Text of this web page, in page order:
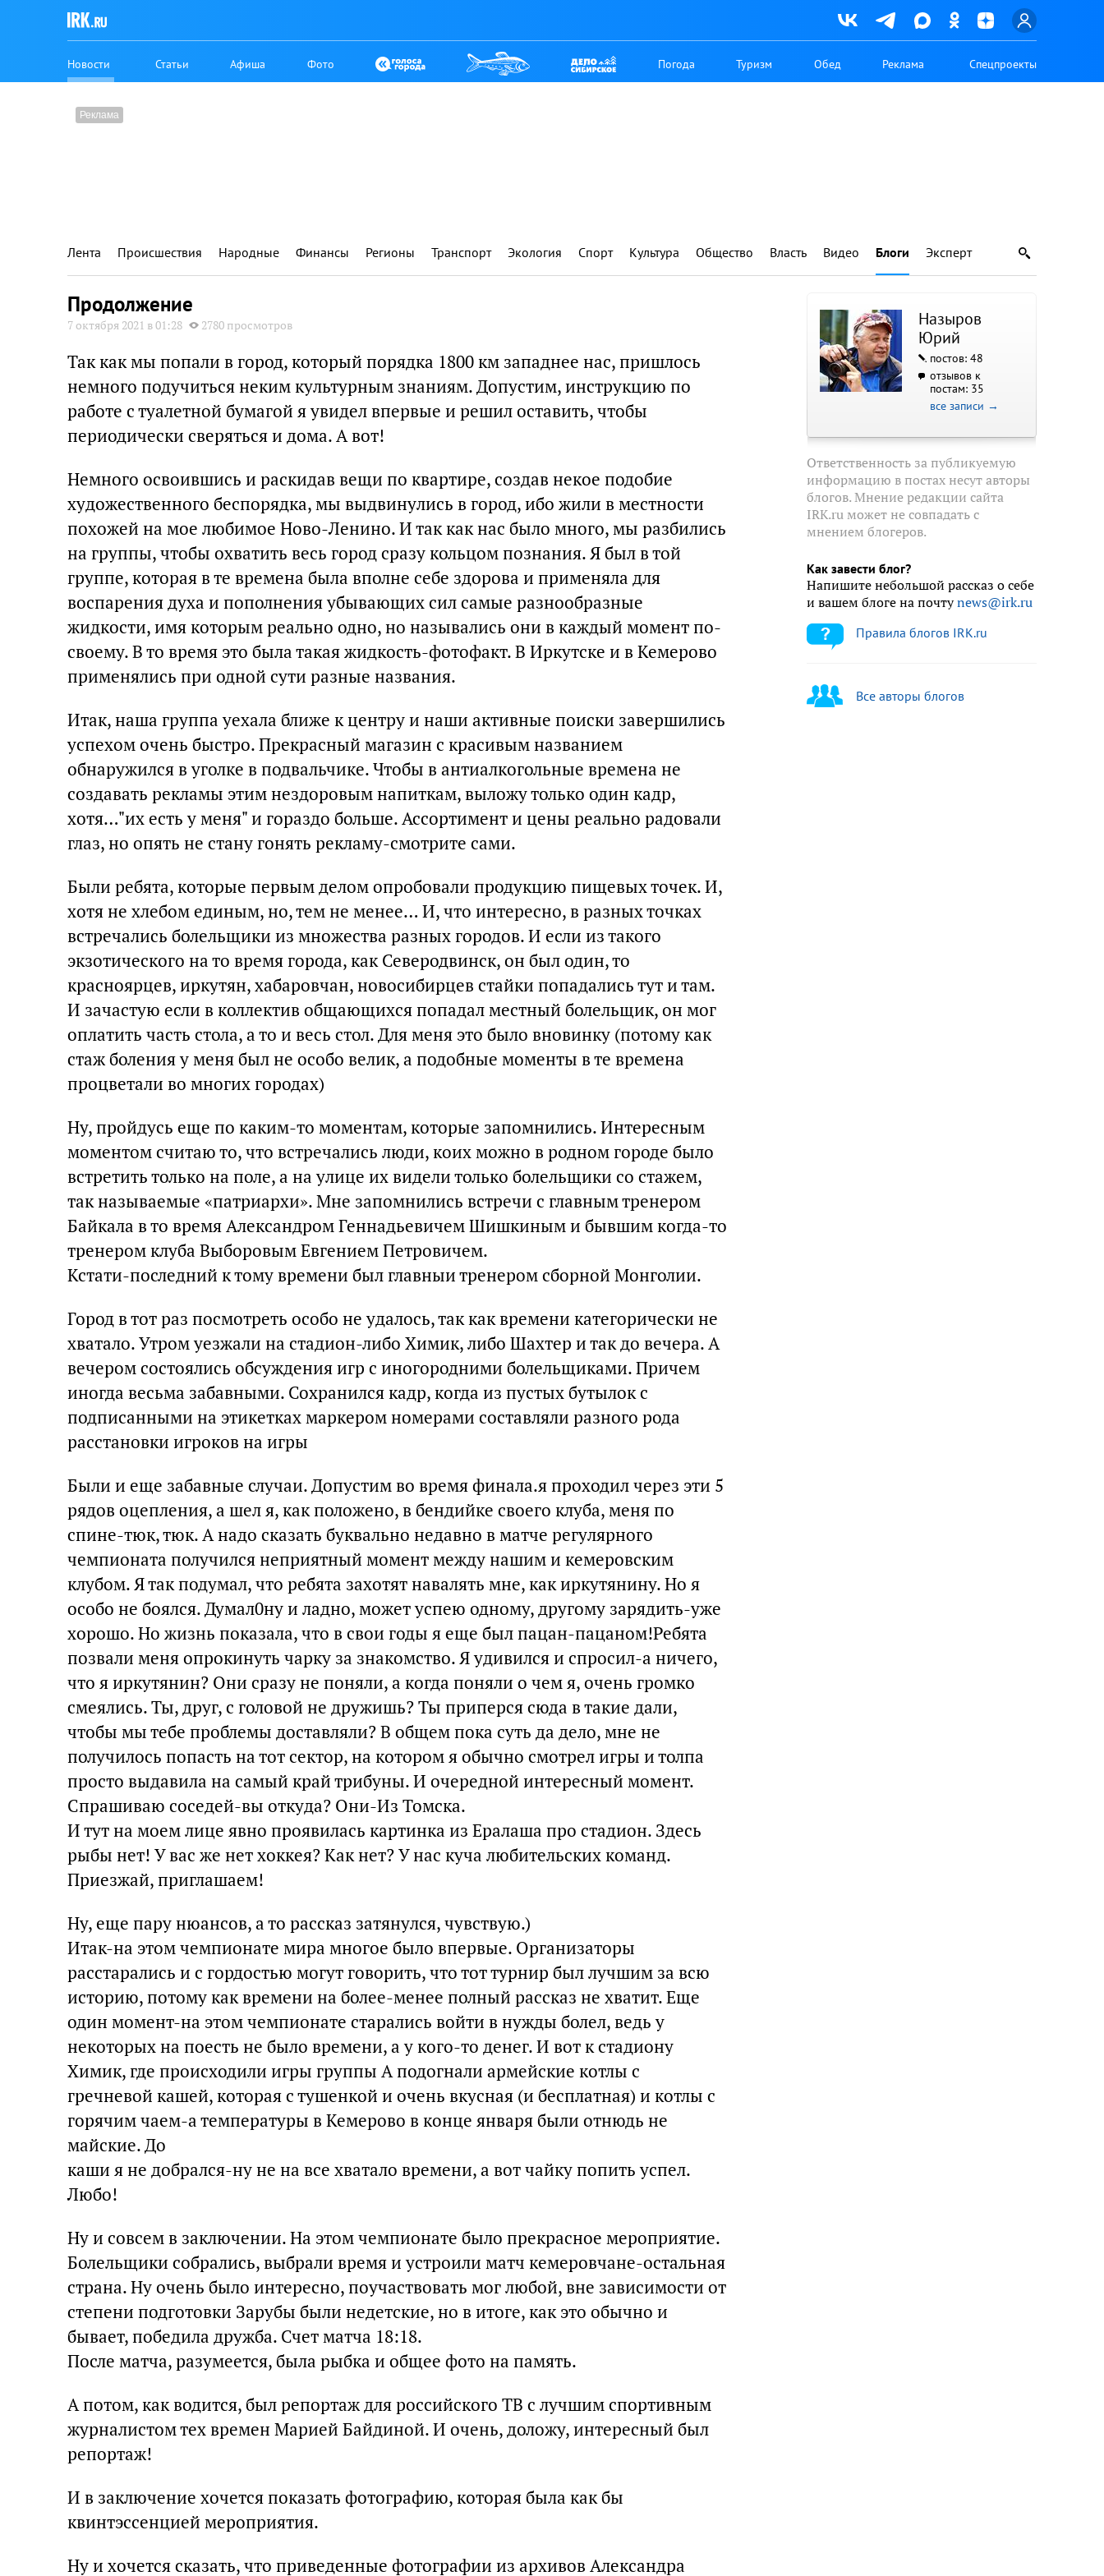
Новости Статьи Афиша Фото Погода Туризм Обед Реклама Спецпроекты
Лента Происшествия Народные Финансы Регионы Транспорт Экология Спорт Культура Общество Власть Видео Блоги Эксперт
Продолжение
7 октября 2021 в 01:28 2780 просмотров
Так как мы попали в город, который порядка 1800 км западнее нас, пришлось
немного подучиться неким культурным знаниям. Допустим, инструкцию по
работе с туалетной бумагой я увидел впервые и решил оставить, чтобы
периодически сверяться и дома. А вот!
Немного освоившись и раскидав вещи по квартире, создав некое подобие
художественного беспорядка, мы выдвинулись в город, ибо жили в местности
похожей на мое любимое Ново-Ленино. И так как нас было много, мы разбились
на группы, чтобы охватить весь город сразу кольцом познания. Я был в той
группе, которая в те времена была вполне себе здорова и применяла для
воспарения духа и пополнения убывающих сил самые разнообразные
жидкости, имя которым реально одно, но назывались они в каждый момент по-
своему. В то время это была такая жидкость-фотофакт. В Иркутске и в Кемерово
применялись при одной сути разные названия.
Итак, наша группа уехала ближе к центру и наши активные поиски завершились
успехом очень быстро. Прекрасный магазин с красивым названием
обнаружился в уголке в подвальчике. Чтобы в антиалкогольные времена не
создавать рекламы этим нездоровым напиткам, выложу только один кадр,
хотя…"их есть у меня" и гораздо больше. Ассортимент и цены реально радовали
глаз, но опять не стану гонять рекламу-смотрите сами.
Были ребята, которые первым делом опробовали продукцию пищевых точек. И,
хотя не хлебом единым, но, тем не менее… И, что интересно, в разных точках
встречались болельщики из множества разных городов. И если из такого
экзотического на то время города, как Северодвинск, он был один, то
красноярцев, иркутян, хабаровчан, новосибирцев стайки попадались тут и там.
И зачастую если в коллектив общающихся попадал местный болельщик, он мог
оплатить часть стола, а то и весь стол. Для меня это было вновинку (потому как
стаж боления у меня был не особо велик, а подобные моменты в те времена
процветали во многих городах)
Ну, пройдусь еще по каким-то моментам, которые запомнились. Интересным
моментом считаю то, что встречались люди, коих можно в родном городе было
встретить только на поле, а на улице их видели только болельщики со стажем,
так называемые «патриархи». Мне запомнились встречи с главным тренером
Байкала в то время Александром Геннадьевичем Шишкиным и бывшим когда-то
тренером клуба Выборовым Евгением Петровичем.
Кстати-последний к тому времени был главныи тренером сборной Монголии.
Город в тот раз посмотреть особо не удалось, так как времени категорически не
хватало. Утром уезжали на стадион-либо Химик, либо Шахтер и так до вечера. А
вечером состоялись обсуждения игр с иногородними болельщиками. Причем
иногда весьма забавными. Сохранился кадр, когда из пустых бутылок с
подписанными на этикетках маркером номерами составляли разного рода
расстановки игроков на игры
Были и еще забавные случаи. Допустим во время финала.я проходил через эти 5
рядов оцепления, а шел я, как положено, в бендийке своего клуба, меня по
спине-тюк, тюк. А надо сказать буквально недавно в матче регулярного
чемпионата получился неприятный момент между нашим и кемеровским
клубом. Я так подумал, что ребята захотят навалять мне, как иркутянину. Но я
особо не боялся. Думал0ну и ладно, может успею одному, другому зарядить-уже
хорошо. Но жизнь показала, что в свои годы я еще был пацан-пацаном!Ребята
позвали меня опрокинуть чарку за знакомство. Я удивился и спросил-а ничего,
что я иркутянин? Они сразу не поняли, а когда поняли о чем я, очень громко
смеялись. Ты, друг, с головой не дружишь? Ты приперся сюда в такие дали,
чтобы мы тебе проблемы доставляли? В общем пока суть да дело, мне не
получилось попасть на тот сектор, на котором я обычно смотрел игры и толпа
просто выдавила на самый край трибуны. И очередной интересный момент.
Спрашиваю соседей-вы откуда? Они-Из Томска.
И тут на моем лице явно проявилась картинка из Ералаша про стадион. Здесь
рыбы нет! У вас же нет хоккея? Как нет? У нас куча любительских команд.
Приезжай, приглашаем!
Ну, еще пару нюансов, а то рассказ затянулся, чувствую.)
Итак-на этом чемпионате мира многое было впервые. Организаторы
расстарались и с гордостью могут говорить, что тот турнир был лучшим за всю
историю, потому как времени на более-менее полный рассказ не хватит. Еще
один момент-на этом чемпионате старались войти в нужды болел, ведь у
некоторых на поесть не было времени, а у кого-то денег. И вот к стадиону
Химик, где происходили игры группы А подогнали армейские котлы с
гречневой кашей, которая с тушенкой и очень вкусная (и бесплатная) и котлы с
горячим чаем-а температуры в Кемерово в конце января были отнюдь не
майские. До
каши я не добрался-ну не на все хватало времени, а вот чайку попить успел.
Любо!
Ну и совсем в заключении. На этом чемпионате было прекрасное мероприятие.
Болельщики собрались, выбрали время и устроили матч кемеровчане-остальная
страна. Ну очень было интересно, поучаствовать мог любой, вне зависимости от
степени подготовки Зарубы были недетские, но в итоге, как это обычно и
бывает, победила дружба. Счет матча 18:18.
После матча, разумеется, была рыбка и общее фото на память.
А потом, как водится, был репортаж для российского ТВ с лучшим спортивным
журналистом тех времен Марией Байдиной. И очень, доложу, интересный был
репортаж!
И в заключение хочется показать фотографию, которая была как бы
квинтэссенцией мероприятия.
Ну и хочется сказать, что приведенные фотографии из архивов Александра
Назыров
Юрий
постов: 48
отзывов к
постам: 35
все записи →
Ответственность за публикуемую
информацию в постах несут авторы
блогов. Мнение редакции сайта
IRK.ru может не совпадать с
мнением блогеров.
Как завести блог?
Напишите небольшой рассказ о себе
и вашем блоге на почтуnews@irk.ru
Правила блогов IRK.ru
Все авторы блогов